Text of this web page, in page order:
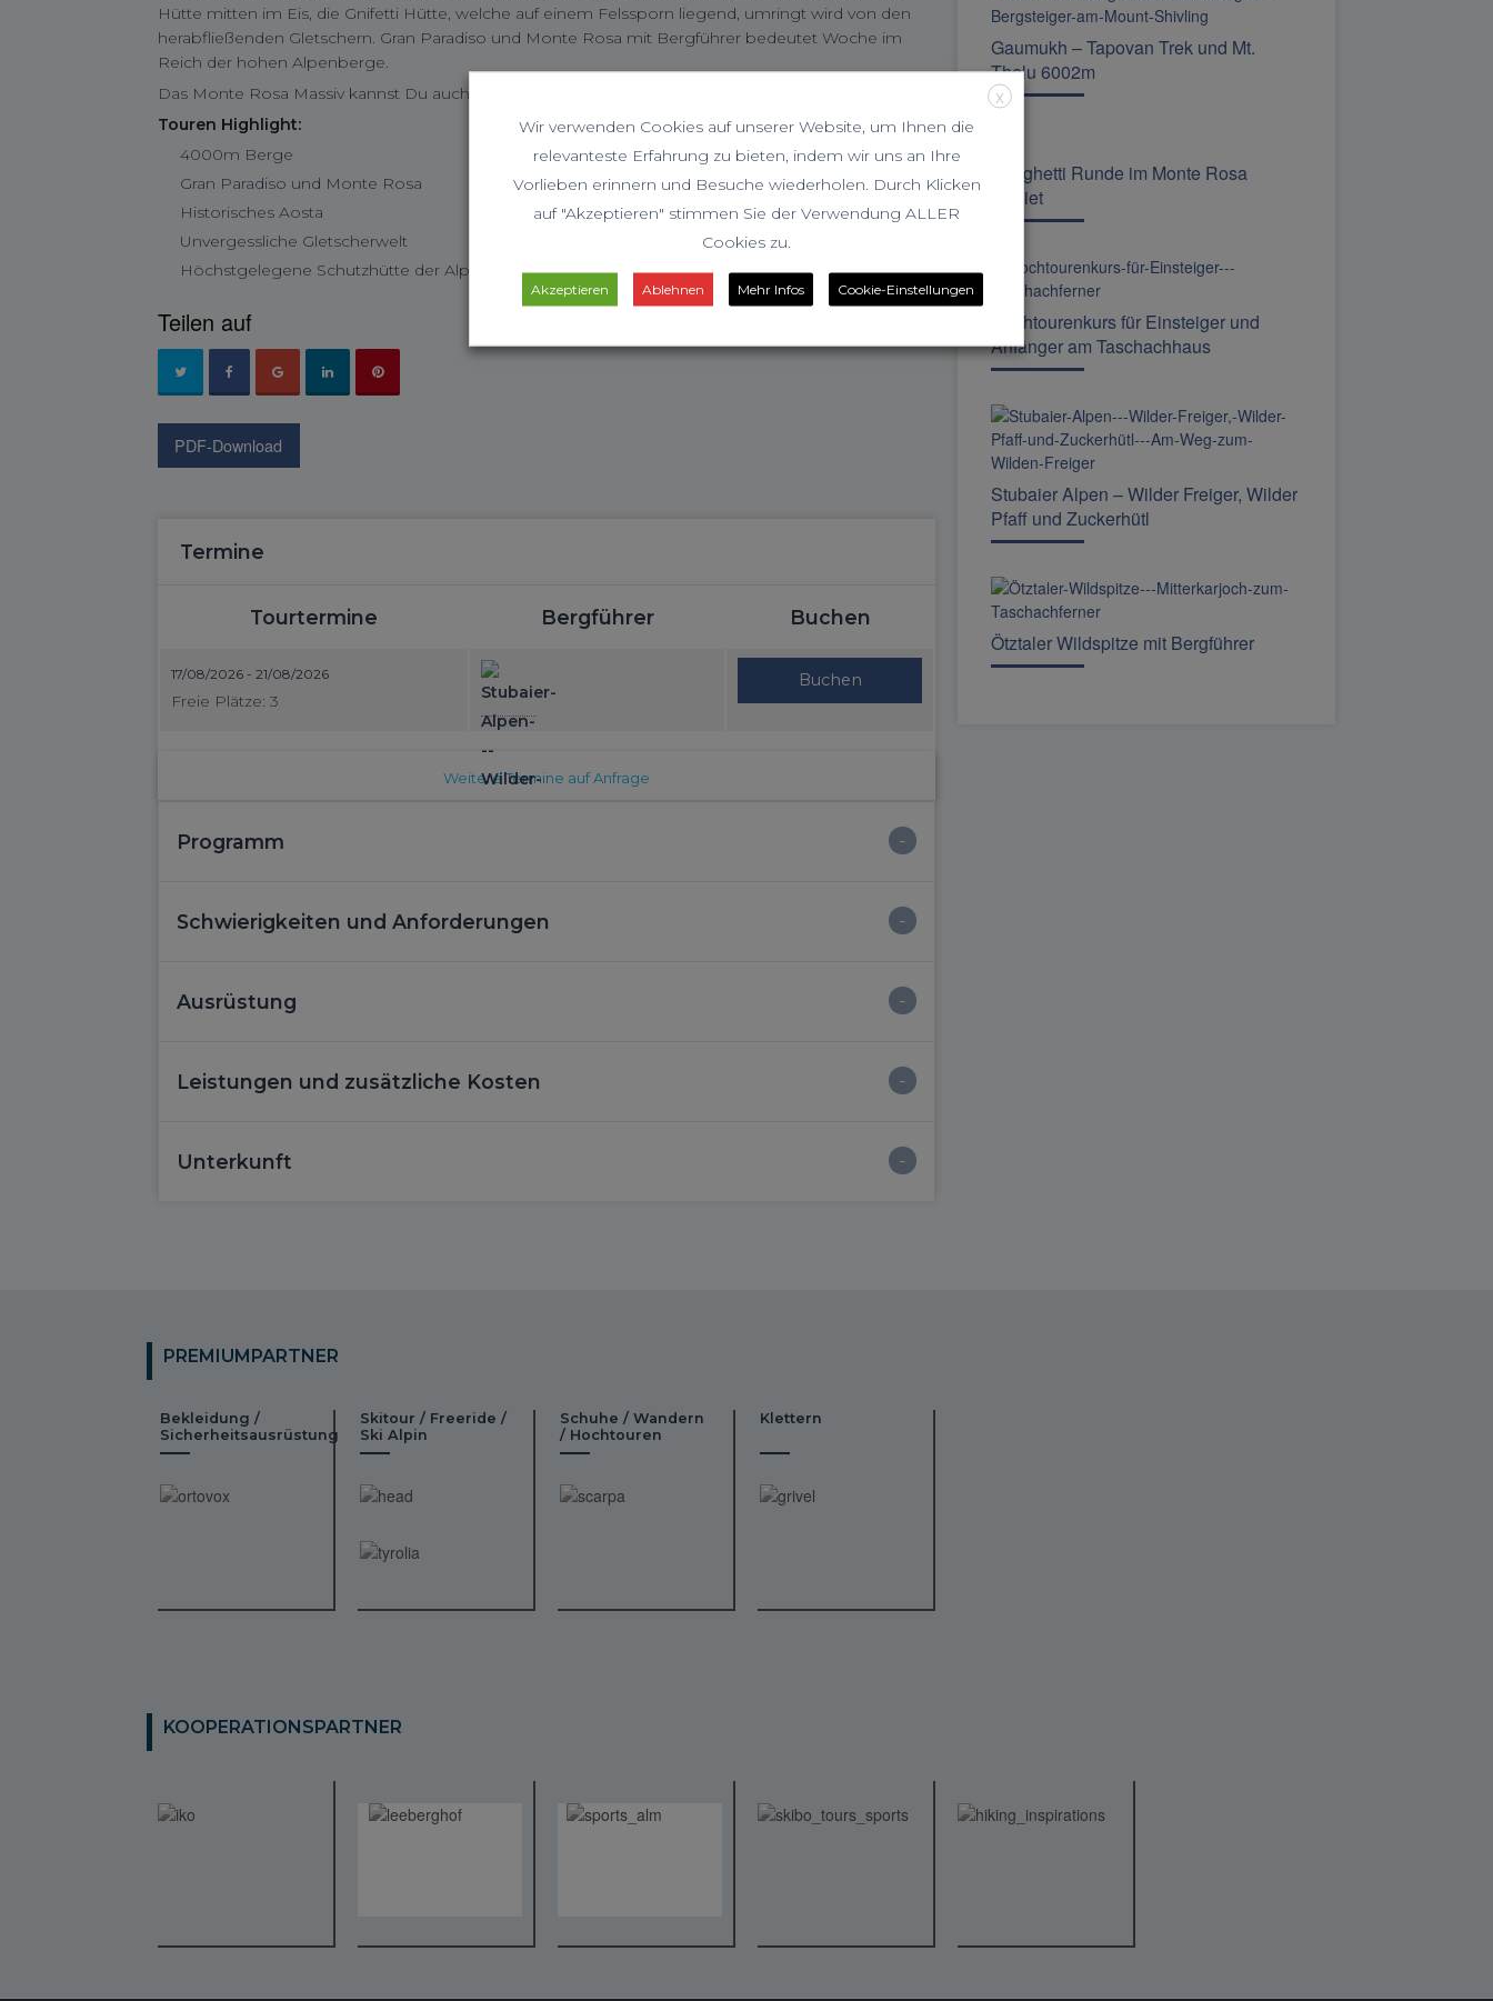
Hütte mitten im Eis, die Gnifetti Hütte, welche auf einem Felssporn liegend, umringt wird von den
herabfließenden Gletschern. Gran Paradiso und Monte Rosa mit Bergführer bedeutet Woche im
Reich der hohen Alpenberge.
Das Monte Rosa Massiv kannst Du auch auf unserer
Touren Highlight:
4000m Berge
Gran Paradiso und Monte Rosa
Historisches Aosta
Unvergessliche Gletscherwelt
Höchstgelegene Schutzhütte der Alpen
Teilen auf
PDF-Download
Termine
Tourtermine Bergführer Buchen
17/08/2026 - 21/08/2026
Freie Plätze: 3
Buchen
Weitere Termine auf Anfrage
Programm
Schwierigkeiten und Anforderungen
Ausrüstung
Leistungen und zusätzliche Kosten
Unterkunft
Gaumukh – Tapovan Trek und Mt.
Thelu 6002m
Spaghetti Runde im Monte Rosa
Gebiet
Hochtourenkurs für Einsteiger und
Anfänger am Taschachhaus
Stubaier Alpen – Wilder Freiger, Wilder
Pfaff und Zuckerhütl
Ötztaler Wildspitze mit Bergführer
PREMIUMPARTNER
Bekleidung /
Sicherheitsausrüstung
Skitour / Freeride /
Ski Alpin
Schuhe / Wandern
/ Hochtouren
Klettern
KOOPERATIONSPARTNER
X
Wir verwenden Cookies auf unserer Website, um Ihnen die
relevanteste Erfahrung zu bieten, indem wir uns an Ihre
Vorlieben erinnern und Besuche wiederholen. Durch Klicken
auf "Akzeptieren" stimmen Sie der Verwendung ALLER
Cookies zu.
Akzeptieren Ablehnen Mehr Infos Cookie-Einstellungen